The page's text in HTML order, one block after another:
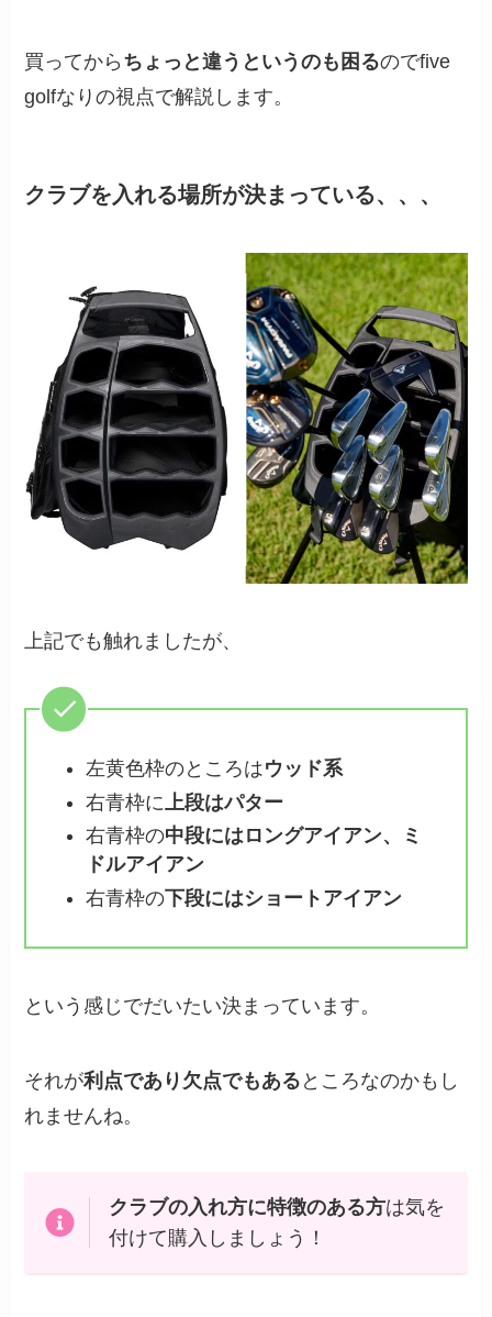
買ってから ちょっと違うというのも困るのでfive
golfなりの視点で解説します。
クラブを入れる場所が決まっている、、、
上記でも触れましたが、
左黄色枠のところはウッド系
右青枠に 上段はパター
右青枠の中段にはロングアイアン、ミ
ドルアイアン
右青枠の下段にはショートアイアン
という感じでだいたい決まっています。
それが利点であり欠点でもある ところなのかもし
れませんね。
クラブの入れ方に特徴のある方は気を
付けて購入しましょう！